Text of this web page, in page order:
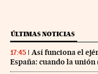
ÚLTIMAS NOTICIAS
17:45
Así funciona el
España: cuando la